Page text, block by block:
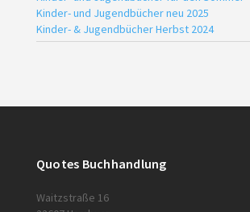
Kinder- und Jugendbücher neu 2025
Kinder- & Jugendbücher Herbst 2024
Quotes Buchhandlung
Waitzstraße 16